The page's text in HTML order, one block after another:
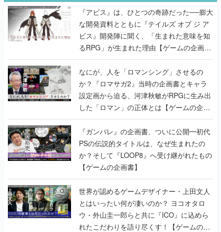
『アビス』は、ひとつの奇跡だった──膨大
な開発資料とともに『テイルズ オブ ジ ア
ビス』開発陣に聞く、「生まれた意味を知
るRPG」が生まれた理由【ゲームの企画
書】
なにが、人を「ロマンシング」させるの
か？『ロマサガ2』当時の企画書とキャラ
設定画から迫る、河津秋敏がRPGに生み出
した「ロマン」の正体とは【ゲームの企画
書】
『ガンパレ』の企画書、ついに公開━初代
PSの伝説的タイトルは、なぜ生まれたの
か？そして『LOOP8』へ受け継がれたもの
【ゲームの企画書】
世界が認めるゲームデザイナー・上田文人
とはいったい何が凄いのか？ ヨコオタロ
ウ・外山圭一郎らと共に『ICO』に込めら
れたこだわりを語り尽くす！【ゲームの企